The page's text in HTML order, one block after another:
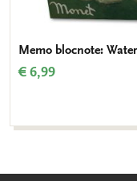
Memo blocnote:
€ 6,99